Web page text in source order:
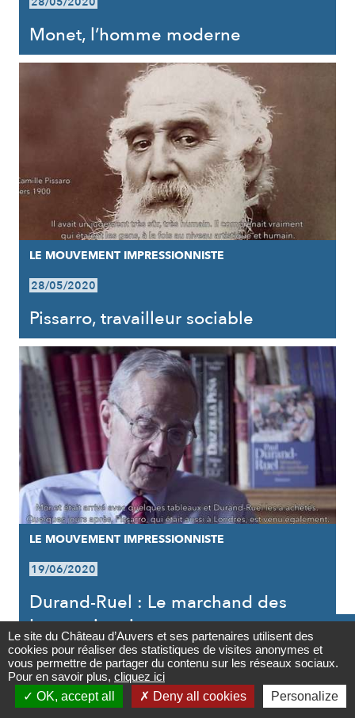
Contact

Newsletter
Monet, l’homme moderne
LE MOUVEMENT IMPRESSIONNISTE
28/05/2020
Pissarro, travailleur sociable
LE MOUVEMENT IMPRESSIONNISTE
19/06/2020
Durand-Ruel : Le marchand des
Impressionnistes
Le site du Château d’Auvers et ses partenaires utilisent des
cookies pour réaliser des statistiques de visites anonymes et
vous permettre de partager du contenu sur les réseaux sociaux.
Pour en savoir plus, cliquez ici
OK, accept all
Deny all cookies Personalize